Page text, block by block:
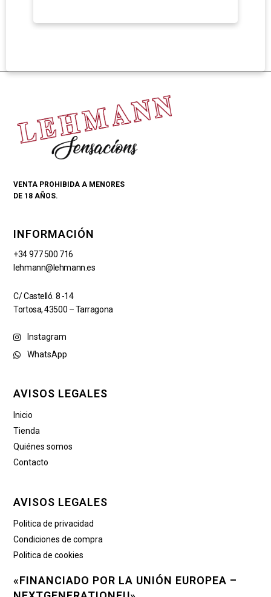
VENTA PROHIBIDA A MENORES
DE 18 AÑOS.
INFORMACIÓN
+34 977 500 716
lehmann@lehmann.es
C/ Castelló. 8 -14
Tortosa, 43500 – Tarragona
Instagram
WhatsApp
AVISOS LEGALES
Inicio
Tienda
Quiénes somos
Contacto
AVISOS LEGALES
Politica de privacidad
Condiciones de compra
Politica de cookies
«FINANCIADO POR LA UNIÓN EUROPEA –